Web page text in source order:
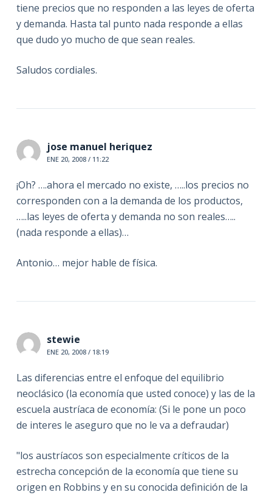
tiene precios que no responden a las leyes de oferta
y demanda. Hasta tal punto nada responde a ellas
que dudo yo mucho de que sean reales.
Saludos cordiales.
jose manuel heriquez
ENE 20, 2008 / 11:22
¡Oh? ….ahora el mercado no existe, …..los precios no
corresponden con a la demanda de los productos,
…..las leyes de oferta y demanda no son reales…..
(nada responde a ellas)…
Antonio… mejor hable de física.
stewie
ENE 20, 2008 / 18:19
Las diferencias entre el enfoque del equilibrio
neoclásico (la economía que usted conoce) y las de la
escuela austríaca de economía: (Si le pone un poco
de interes le aseguro que no le va a defraudar)
"los austríacos son especialmente críticos de la
estrecha concepción de la economía que tiene su
origen en Robbins y en su conocida definición de la